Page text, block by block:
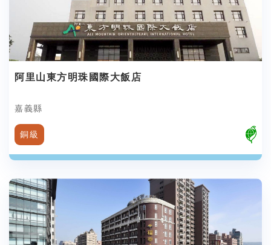
阿里山東方明珠國際大飯店
嘉義縣
銅級